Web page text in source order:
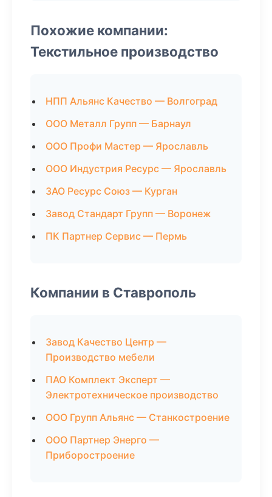
Похожие компании:
Текстильное производство
НПП Альянс Качество — Волгоград
ООО Металл Групп — Барнаул
ООО Профи Мастер — Ярославль
ООО Индустрия Ресурс — Ярославль
ЗАО Ресурс Союз — Курган
Завод Стандарт Групп — Воронеж
ПК Партнер Сервис — Пермь
Компании в Ставрополь
Завод Качество Центр —
Производство мебели
ПАО Комплект Эксперт —
Электротехническое производство
ООО Групп Альянс — Станкостроение
ООО Партнер Энерго —
Приборостроение